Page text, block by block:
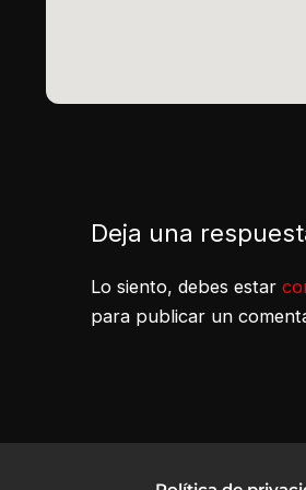
Deja una
Lo siento, debes estar
para publicar un